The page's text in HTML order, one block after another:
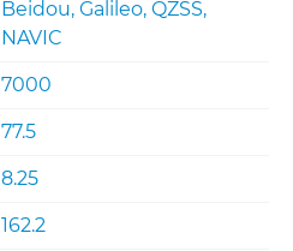
Beidou, Galileo, QZSS,
NAVIC
7000
77.5
8.25
162.2